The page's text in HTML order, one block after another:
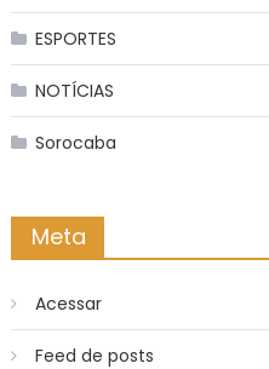
ESPORTES
NOTÍCIAS
Sorocaba
Meta
Acessar
Feed de posts